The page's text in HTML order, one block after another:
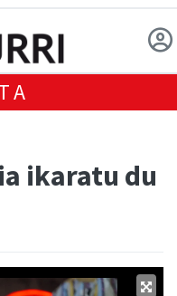
ikaratu du